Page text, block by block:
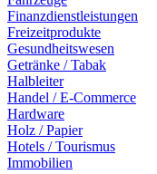
Finanzdienstleistungen
Freizeitprodukte
Gesundheitswesen
Getränke / Tabak
Halbleiter
Handel / E-Commerce
Hardware
Holz / Papier
Hotels / Tourismus
Immobilien